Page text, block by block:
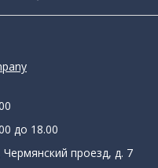
до 18.00
проезд, д. 7